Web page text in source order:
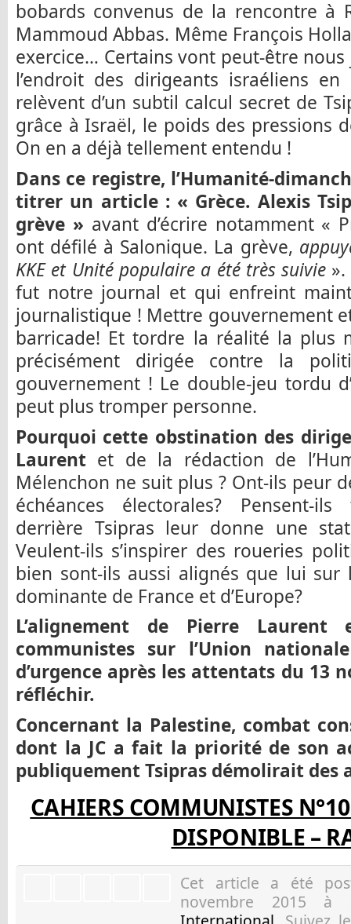
bobards convenus de la rencontre à
Mammoud Abbas. Même François
exercice… Certains vont peut-être
l’endroit des dirigeants israéliens en
relèvent d’un subtil calcul secret de
grâce à Israël, le poids des pressions
On en a déjà tellement entendu !
Dans ce registre, l’Humanité-
titrer un article : « Grèce. Alexis
grève » avant d’écrire notamment «
ont défilé à Salonique. La grève,
KKE et Unité populaire a été très suivie
fut notre journal et qui enfreint
journalistique ! Mettre gouvernement
barricade! Et tordre la réalité la plus
précisément dirigée contre la
gouvernement ! Le double-jeu tordu
peut plus tromper personne.
Pourquoi cette obstination des
Laurent et de la rédaction de
Mélenchon ne suit plus ? Ont-ils peur
échéances électorales? Pensent-
derrière Tsipras leur donne une
Veulent-ils s’inspirer des roueries
bien sont-ils aussi alignés que lui sur
dominante de France et d’Europe?
L’alignement de Pierre Laurent
communistes sur l’Union
d’urgence après les attentats du 13
réfléchir.
Concernant la Palestine, combat
dont la JC a fait la priorité de son
publiquement Tsipras démolirait
CAHIERS COMMUNISTES
DISPONIBLE –
Cet article a été
novembre 2015 à